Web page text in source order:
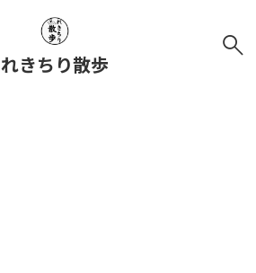
れきちり散歩